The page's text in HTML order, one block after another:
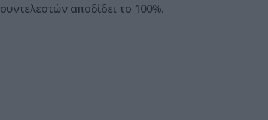
συντελεστών αποδίδει το 100%.